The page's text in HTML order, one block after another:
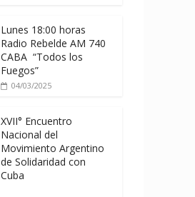
Lunes 18:00 horas
Radio Rebelde AM 740
CABA “Todos los
Fuegos”
04/03/2025
XVII° Encuentro
Nacional del
Movimiento Argentino
de Solidaridad con
Cuba